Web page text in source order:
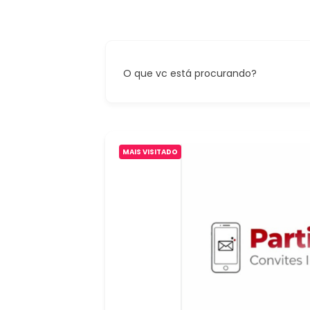
O que vc está procurando?
MAIS VISITADO